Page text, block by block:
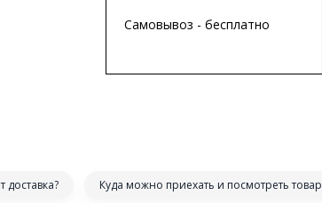
Самовывоз - бесплатно
доставка? Куда можно приехать и посмотреть